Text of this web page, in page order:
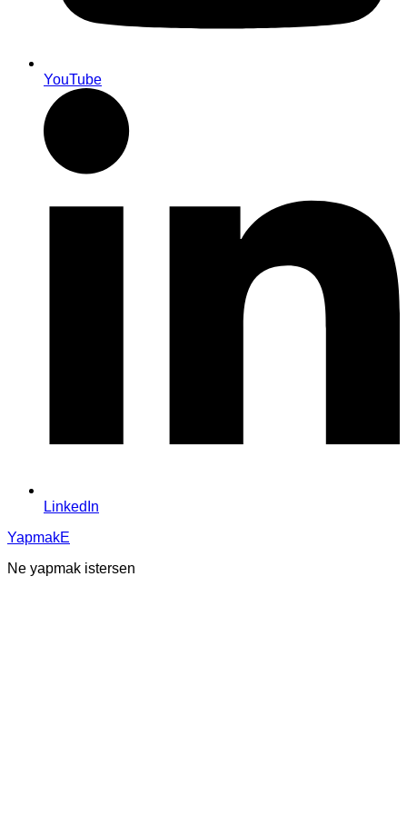
YouTube
LinkedIn
YapmakE
Ne yapmak istersen